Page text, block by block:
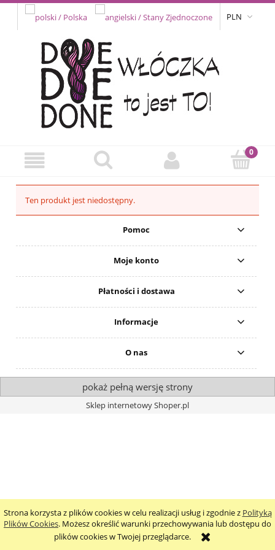
Strona korzysta z plików cookies w celu realizacji usług i zgodnie z Polityką
Plików Cookies. Możesz określić warunki przechowywania lub dostępu do
plików cookies w Twojej przeglądarce.
PLN
Ten produkt jest niedostępny.
Pomoc
Moje konto
Płatności i dostawa
Informacje
O nas
pokaż pełną wersję strony
Sklep internetowy Shoper.pl